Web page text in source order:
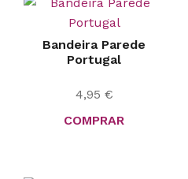
Bandeira Parede
Portugal
4,95 €
COMPRAR